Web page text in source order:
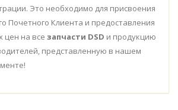
Это необходимо для присвоения
Почетного Клиента и предоставления
цен на все запчасти DSD и продукцию
представленную в нашем